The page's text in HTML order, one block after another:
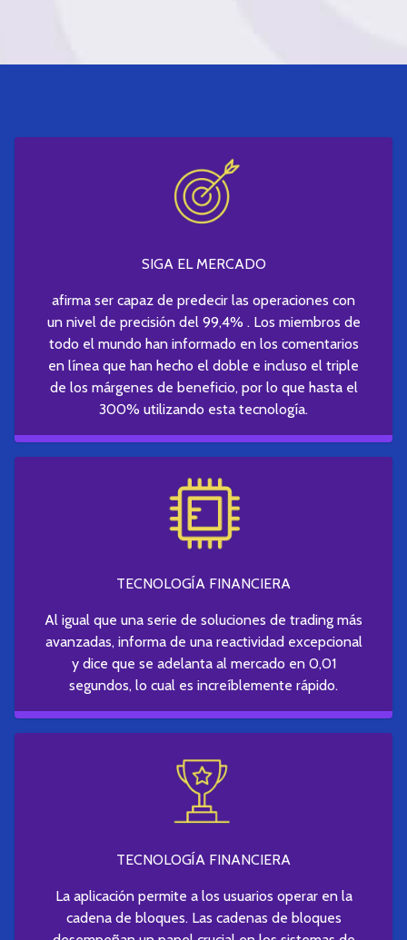
SIGA EL MERCADO
afirma ser capaz de predecir las operaciones con
un nivel de precisión del 99,4% . Los miembros de
todo el mundo han informado en los comentarios
en línea que han hecho el doble e incluso el triple
de los márgenes de beneficio, por lo que hasta el
300% utilizando esta tecnología.
TECNOLOGÍA FINANCIERA
Al igual que una serie de soluciones de trading más
avanzadas, informa de una reactividad excepcional
y dice que se adelanta al mercado en 0,01
segundos, lo cual es increíblemente rápido.
TECNOLOGÍA FINANCIERA
La aplicación permite a los usuarios operar en la
cadena de bloques. Las cadenas de bloques